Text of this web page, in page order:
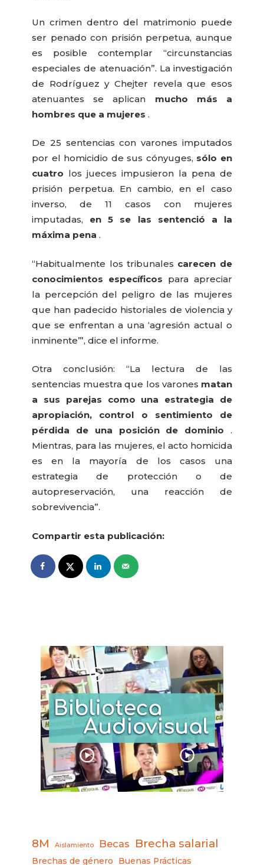
Un crimen dentro del matrimonio puede
ser penado con prisión perpetua, aunque
es posible contemplar “circunstancias
especiales de atenuación”. La investigación
de Rodríguez y Chejter revela que esos
atenuantes se aplican mucho más a
hombres que a mujeres .
De 25 sentencias con varones imputados
por el homicidio de sus cónyuges, sólo en
cuatro los jueces impusieron la pena de
prisión perpetua. En cambio, en el caso
inverso, de 11 casos con mujeres
imputadas, en 5 se las sentenció a la
máxima pena .
“Habitualmente los tribunales carecen de
conocimientos específicos para apreciar
la percepción del peligro de las mujeres
que han padecido historiales de violencia y
que se enfrentan a una ‘agresión actual o
inminente’”, dice el informe.
Otra conclusión: “La lectura de las
sentencias muestra que los varones matan
a sus parejas como una estrategia de
apropiación, control o sentimiento de
pérdida de una posición de dominio .
Mientras, para las mujeres, el acto homicida
es en la mayoría de los casos una
estrategia de protección o de
autopreservación, una reacción de
sobrevivencia”.
Compartir esta publicación:
8M Aislamiento Becas Brecha salarial
Brechas de género Buenas Prácticas